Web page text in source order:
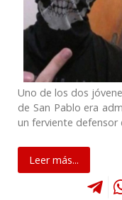
Uno de los dos
de San Pablo era
un ferviente defensor
Leer más...